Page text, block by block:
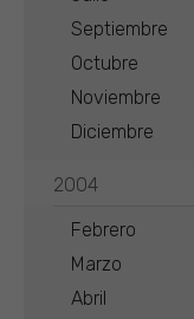
Septiembre
Octubre
Noviembre
Diciembre
2004
Febrero
Marzo
Abril